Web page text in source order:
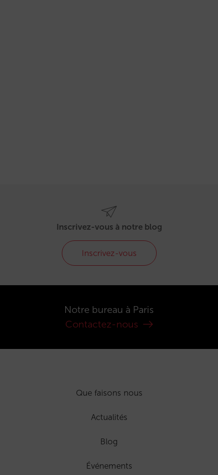
Inscrivez-vous à notre blog
Inscrivez-vous
Notre bureau à Paris
Contactez-nous
Que faisons nous
Actualités
Blog
Événements